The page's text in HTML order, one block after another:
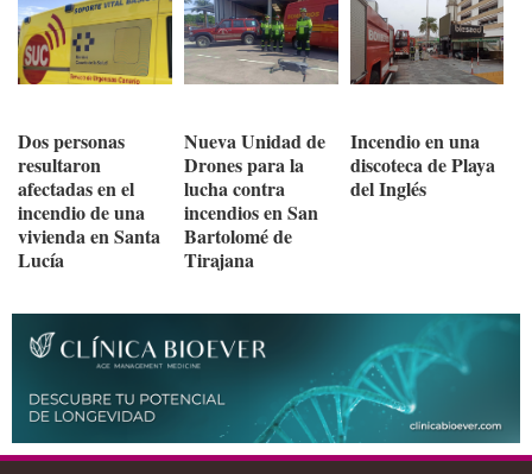
Dos personas
resultaron
afectadas en el
incendio de una
vivienda en Santa
Lucía
Nueva Unidad de
Drones para la
lucha contra
incendios en San
Bartolomé de
Tirajana
Incendio en una
discoteca de Playa
del Inglés